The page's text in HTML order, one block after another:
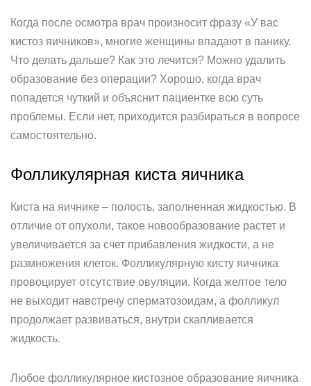
Когда после осмотра врач произносит фразу «У вас
кистоз яичников», многие женщины впадают в панику.
Что делать дальше? Как это лечится? Можно удалить
образование без операции? Хорошо, когда врач
попадется чуткий и объяснит пациентке всю суть
проблемы. Если нет, приходится разбираться в вопросе
самостоятельно.
Фолликулярная киста яичника
Киста на яичнике – полость, заполненная жидкостью. В
отличие от опухоли, такое новообразование растет и
увеличивается за счет прибавления жидкости, а не
размножения клеток. Фолликулярную кисту яичника
провоцирует отсутствие овуляции. Когда желтое тело
не выходит навстречу сперматозоидам, а фолликул
продолжает развиваться, внутри скапливается
жидкость.
Любое фолликулярное кистозное образование яичника